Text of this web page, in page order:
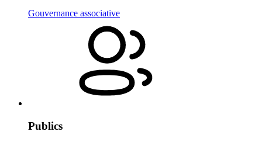
Gouvernance associative
Publics